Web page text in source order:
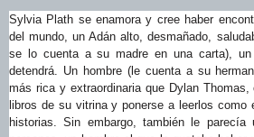
Sylvia Plath se enamora y cree haber
del mundo, un Adán alto, desmañado,
se lo cuenta a su madre en una carta), un
detendrá. Un hombre (le cuenta a su
más rica y extraordinaria que Dylan
libros de su vitrina y ponerse a leerlos como
historias. Sin embargo, también le